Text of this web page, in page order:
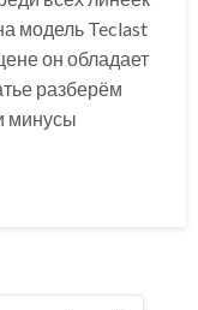
модель Teclast
он обладает
разберём
минусы